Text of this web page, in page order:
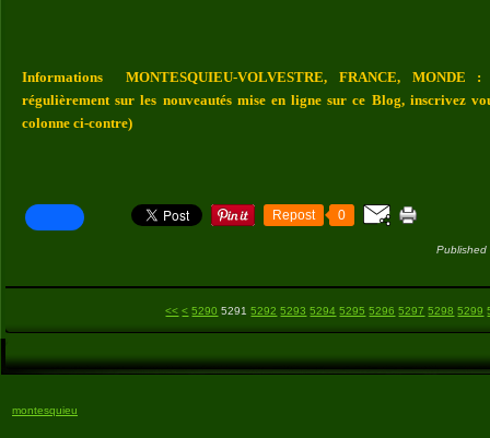
Informations MONTESQUIEU-VOLVESTRE, FRANCE, MONDE
régulièrement sur les nouveautés mise en ligne sur ce Blog, inscrivez
colonne ci-contre)
Repost 0
Published
<< < 5200
5210
5220
5230
5240
5250
5260
5270
5280
5290 5291 5292 5293 5294 5295 5296 5297 5298 5299
montesquieu